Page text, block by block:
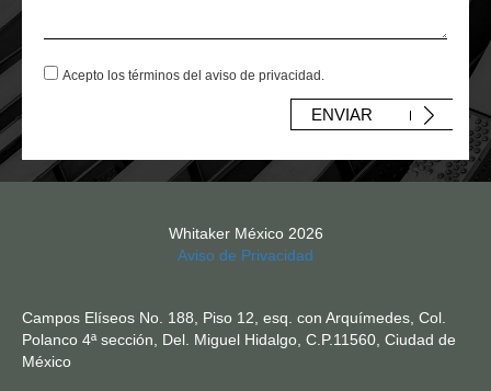
Acepto los términos del aviso de privacidad.
ENVIAR
Whitaker México 2026
Aviso de Privacidad
Campos Elíseos No. 188, Piso 12, esq. con Arquímedes, Col.
Polanco 4ª sección, Del. Miguel Hidalgo, C.P.11560, Ciudad de
México